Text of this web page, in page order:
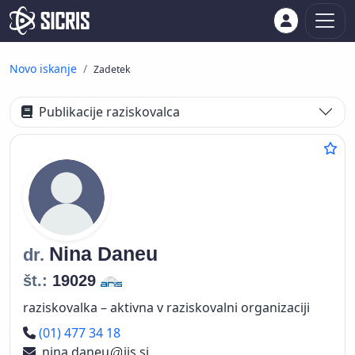
Novo iskanje Zadetek
Publikacije raziskovalca
dr. Nina Daneu
št.: 19029
raziskovalka – aktivna v raziskovalni organizaciji
Telefon
(01) 477 34 18